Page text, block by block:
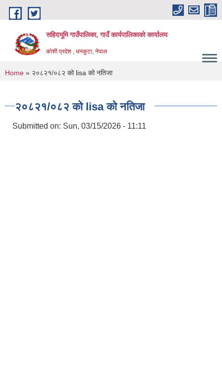
Skip to main content
सहिदभूमि गाउँपालिका, गाउँ कार्यपालिकाको कार्यालय
कोशी प्रदेश , धनकुटा, नेपाल
You are here
Home » २०८२१/०८२ को lisa को नतिजा
२०८२१/०८२ को lisa को नतिजा
Submitted on: Sun, 03/15/2026 - 11:11